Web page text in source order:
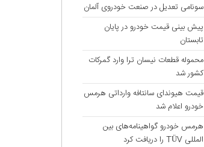
سونامی تعدیل در صنعت خودروی آلمان
پیش بینی قیمت خودرو در پایان
تابستان
محموله قطعات نیسان ترا وارد گمرکات
کشور شد
قیمت هیوندای سانتافه وارداتی هرمس
خودرو اعلام شد
هرمس خودرو گواهینامه‌های بین
المللی TÜV را دریافت کرد